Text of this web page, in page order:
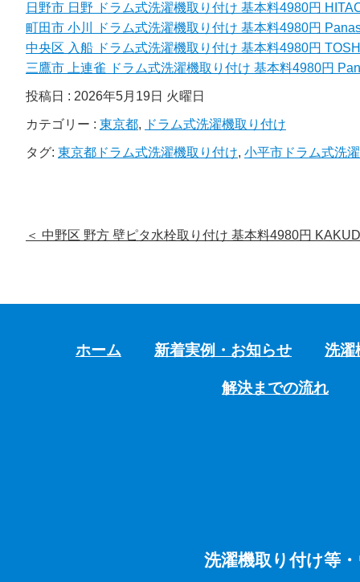
日野市 日野 ドラム式洗濯機取り付け 基本料4980円
町田市 小川 ドラム式洗濯機取り付け 基本料4980円
中央区 入船 ドラム式洗濯機取り付け 基本料4980円
三鷹市 上連雀 ドラム式洗濯機取り付け 基本料4980円
投稿日 : 2026年5月19日 火曜日
カテゴリー : 東京都, ドラム式洗濯機取り付け
タグ: 東京都ドラム式洗濯機取り付け, 小平市ドラム式洗
＜ 中野区 野方 壁ピタ水栓取り付け 基本料4980円
ホーム 新着実例・お知らせ 洗濯
解決までの流れ
洗濯機取り付け等